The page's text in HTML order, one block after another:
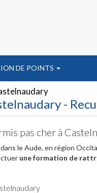
DE POINTS
-
pas cher à
le Aude, en région
une formation de